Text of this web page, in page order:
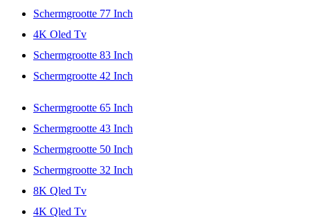
Schermgrootte 77 Inch
4K Oled Tv
Schermgrootte 83 Inch
Schermgrootte 42 Inch
Schermgrootte 65 Inch
Schermgrootte 43 Inch
Schermgrootte 50 Inch
Schermgrootte 32 Inch
8K Qled Tv
4K Qled Tv